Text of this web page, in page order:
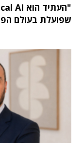
שפועלת בעולם